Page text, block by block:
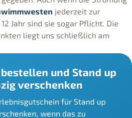
jederzeit zur
Jahr sind sie sogar Pflicht. Die
liegt uns schließlich am
und Stand up
verschenken
für Stand up
wenn das zu